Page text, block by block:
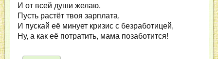
И от всей души желаю,
Пусть растёт твоя зарплата,
И пускай её минует кризис с безработицей,
Ну, а как её потратить, мама позаботится!